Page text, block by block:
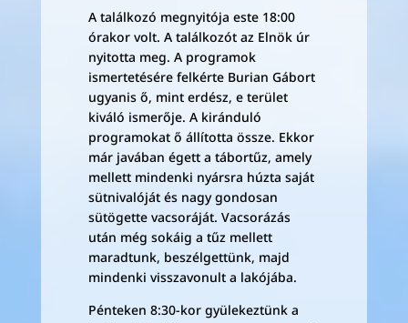
A találkozó megnyitója este 18:00
órakor volt. A találkozót az Elnök úr
nyitotta meg. A programok
ismertetésére felkérte Burian Gábort
ugyanis ő, mint erdész, e terület
kiváló ismerője. A kiránduló
programokat ő állította össze. Ekkor
már javában égett a tábortűz, amely
mellett mindenki nyársra húzta saját
sütnivalóját és nagy gondosan
sütögette vacsoráját. Vacsorázás
után még sokáig a tűz mellett
maradtunk, beszélgettünk, majd
mindenki visszavonult a lakójába.
Pénteken 8:30-kor gyülekeztünk a